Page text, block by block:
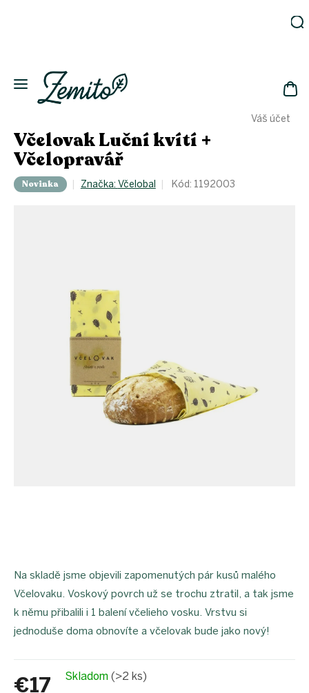
Váš účet
Ekodomácnosť
Ekologická
Kozmetika
Fľaše
Zachráň
proEXPORT_sk
Prihlásenie
Včelovak Luční kvítí +
Včelopravář
Novinka Značka: Včelobal Kód: 1192003
€17 Skladom (>2 ks)
Na skladě jsme objevili zapomenutých pár kusů malého
Včelovaku. Voskový povrch už se trochu ztratil, a tak jsme
k němu přibalili i 1 balení včelieho vosku. Vrstvu si
jednoduše doma obnovíte a včelovak bude jako nový!